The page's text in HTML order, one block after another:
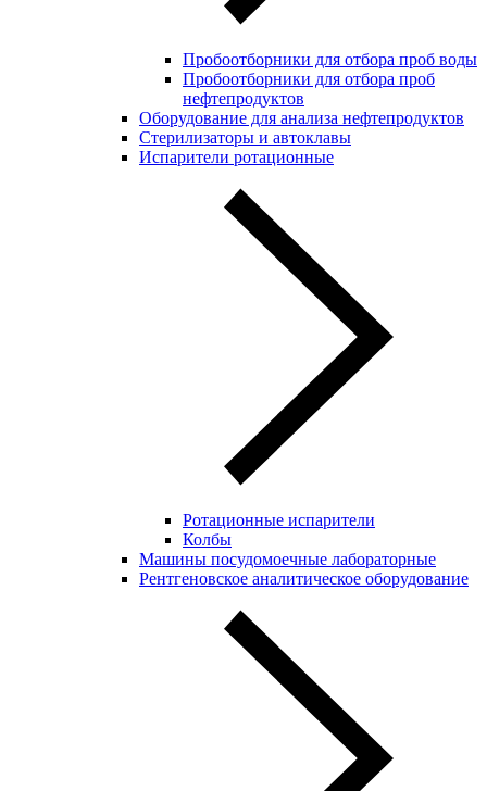
Пробоотборники для отбора проб воды
Пробоотборники для отбора проб
нефтепродуктов
Оборудование для анализа нефтепродуктов
Стерилизаторы и автоклавы
Испарители ротационные
Ротационные испарители
Колбы
Машины посудомоечные лабораторные
Рентгеновское аналитическое оборудование